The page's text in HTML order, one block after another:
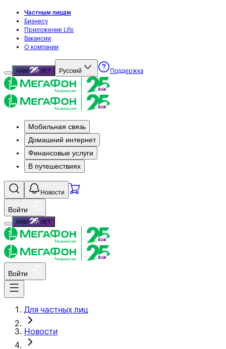
Частным лицам
Бизнесу
Приложение Life
Вакансии
О компании
НАМ ЛЕТ Русский Поддержка
Мобильная связь
Домашний интернет
Финансовые услуги
В путешествиях
Новости
Войти
НАМ ЛЕТ
Войти
Для частных лиц
Новости